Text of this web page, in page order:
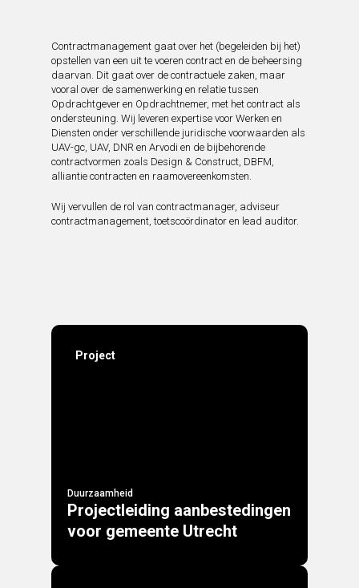
Contractmanagement gaat over het (begeleiden bij het)
opstellen van een uit te voeren contract en de beheersing
daarvan. Dit gaat over de contractuele zaken, maar
vooral over de samenwerking en relatie tussen
Opdrachtgever en Opdrachtnemer, met het contract als
ondersteuning. Wij leveren expertise voor Werken en
Diensten onder verschillende juridische voorwaarden als
UAV-gc, UAV, DNR en Arvodi en de bijbehorende
contractvormen zoals Design & Construct, DBFM,
alliantie contracten en raamovereenkomsten.
Wij vervullen de rol van contractmanager, adviseur
contractmanagement, toetscoördinator en lead auditor.
Project
Duurzaamheid
Projectleiding aanbestedingen
voor gemeente Utrecht